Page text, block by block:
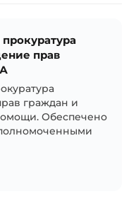
прав
граждан и
Обеспечено